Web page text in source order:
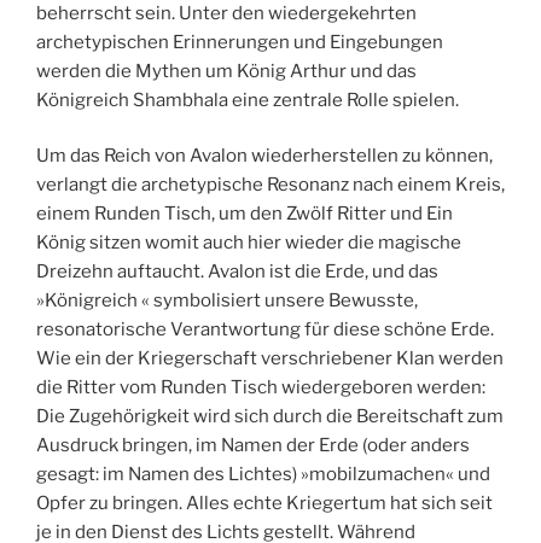
beherrscht sein. Unter den wiedergekehrten
archetypischen Erinnerungen und Eingebungen
werden die Mythen um König Arthur und das
Königreich Shambhala eine zentrale Rolle spielen.
Um das Reich von Avalon wiederherstellen zu können,
verlangt die archetypische Resonanz nach einem Kreis,
einem Runden Tisch, um den Zwölf Ritter und Ein
König sitzen womit auch hier wieder die magische
Dreizehn auftaucht. Avalon ist die Erde, und das
»Königreich « symbolisiert unsere Bewusste,
resonatorische Verantwortung für diese schöne Erde.
Wie ein der Kriegerschaft verschriebener Klan werden
die Ritter vom Runden Tisch wiedergeboren werden:
Die Zugehörigkeit wird sich durch die Bereitschaft zum
Ausdruck bringen, im Namen der Erde (oder anders
gesagt: im Namen des Lichtes) »mobilzumachen« und
Opfer zu bringen. Alles echte Kriegertum hat sich seit
je in den Dienst des Lichts gestellt. Während